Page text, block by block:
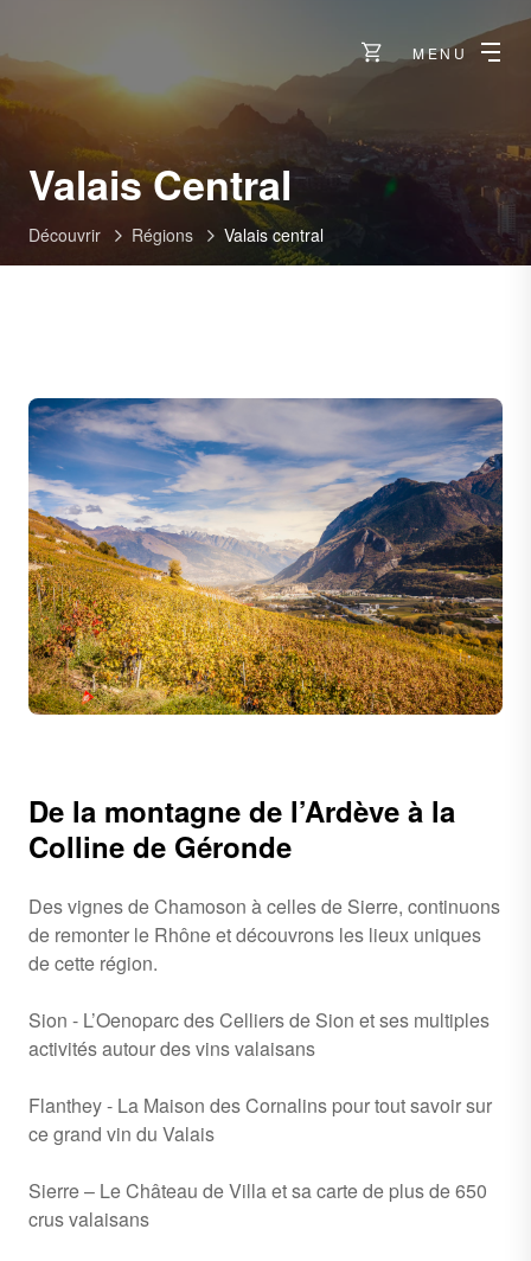
MENU
Valais Central
Découvrir Régions Valais central
De la montagne de l’Ardève à la
Colline de Géronde
Des vignes de Chamoson à celles de Sierre, continuons
de remonter le Rhône et découvrons les lieux uniques
de cette région.
Sion - L’Oenoparc des Celliers de Sion et ses multiples
activités autour des vins valaisans
Flanthey - La Maison des Cornalins pour tout savoir sur
ce grand vin du Valais
Sierre – Le Château de Villa et sa carte de plus de 650
crus valaisans